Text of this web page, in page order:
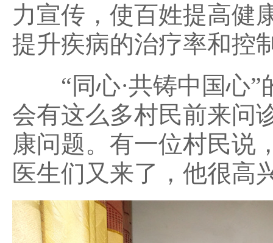
力宣传，使百姓提高健
提升疾病的治疗率和控
“同心·共铸中国心”
会有这么多村民前来问
康问题。有一位村民说
医生们又来了，他很高